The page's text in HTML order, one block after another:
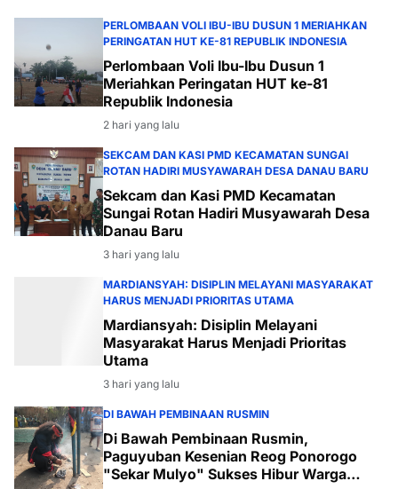
PERLOMBAAN VOLI IBU-IBU DUSUN 1 MERIAHKAN
PERINGATAN HUT KE-81 REPUBLIK INDONESIA
Perlombaan Voli Ibu-Ibu Dusun 1
Meriahkan Peringatan HUT ke-81
Republik Indonesia
2 hari yang lalu
SEKCAM DAN KASI PMD KECAMATAN SUNGAI
ROTAN HADIRI MUSYAWARAH DESA DANAU BARU
Sekcam dan Kasi PMD Kecamatan
Sungai Rotan Hadiri Musyawarah Desa
Danau Baru
3 hari yang lalu
MARDIANSYAH: DISIPLIN MELAYANI MASYARAKAT
HARUS MENJADI PRIORITAS UTAMA
Mardiansyah: Disiplin Melayani
Masyarakat Harus Menjadi Prioritas
Utama
3 hari yang lalu
DI BAWAH PEMBINAAN RUSMIN
Di Bawah Pembinaan Rusmin,
Paguyuban Kesenian Reog Ponorogo
"Sekar Mulyo" Sukses Hibur Warga